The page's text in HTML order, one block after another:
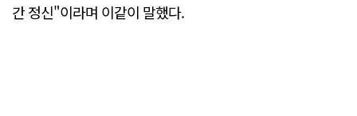
간 정신"이라며 이같이 말했다.